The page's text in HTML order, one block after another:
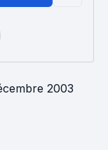
2003